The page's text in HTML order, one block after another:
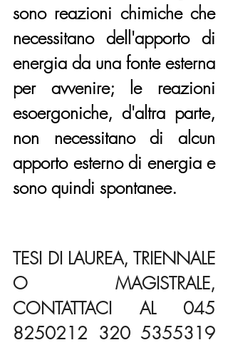
sono reazioni chimiche che
necessitano dell'apporto di
energia da una fonte esterna
per avvenire; le reazioni
esoergoniche, d'altra parte,
non necessitano di alcun
apporto esterno di energia e
sono quindi spontanee.
TESI DI LAUREA, TRIENNALE
O MAGISTRALE,
CONTATTACI AL 045
8250212 320 5355319